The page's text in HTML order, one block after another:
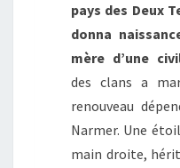
pays des Deux
donna
mère d’une
des clans a
renouveau
Narmer. Une
main droite,